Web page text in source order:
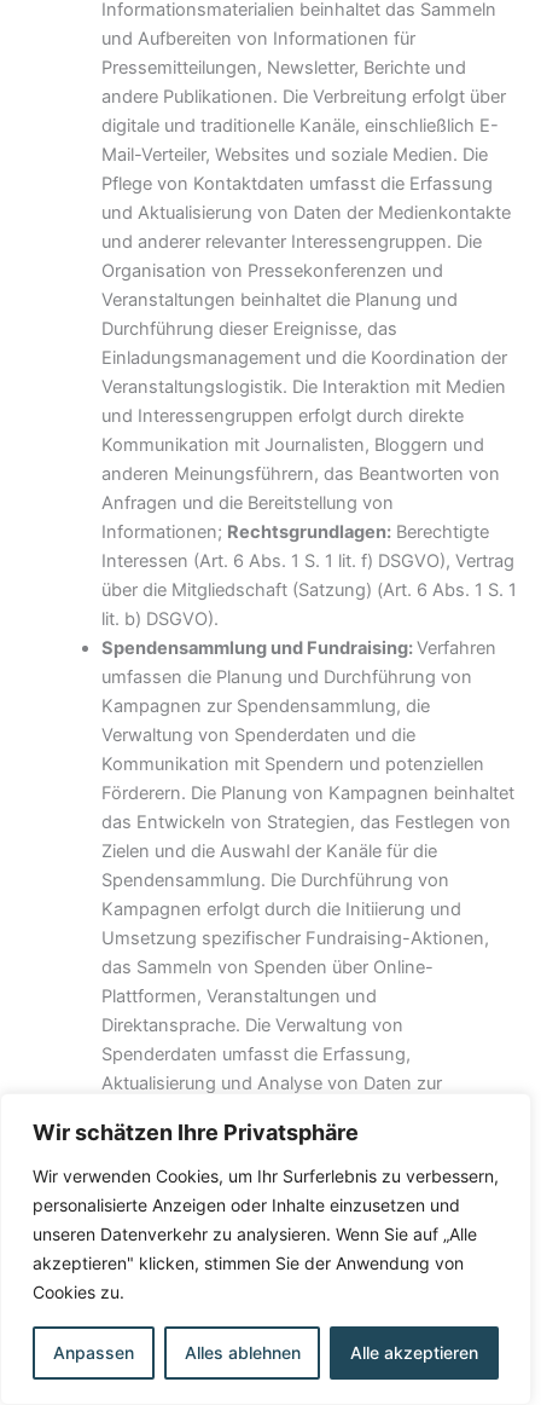
Wir schätzen Ihre Privatsphäre
Wir verwenden Cookies, um Ihr Surferlebnis zu verbessern,
personalisierte Anzeigen oder Inhalte einzusetzen und
unseren Datenverkehr zu analysieren. Wenn Sie auf „Alle
akzeptieren" klicken, stimmen Sie der Anwendung von
Cookies zu.
Anpassen Alles ablehnen Alle akzeptieren
Informationsmaterialien beinhaltet das Sammeln
und Aufbereiten von Informationen für
Pressemitteilungen, Newsletter, Berichte und
andere Publikationen. Die Verbreitung erfolgt über
digitale und traditionelle Kanäle, einschließlich E-
Mail-Verteiler, Websites und soziale Medien. Die
Pflege von Kontaktdaten umfasst die Erfassung
und Aktualisierung von Daten der Medienkontakte
und anderer relevanter Interessengruppen. Die
Organisation von Pressekonferenzen und
Veranstaltungen beinhaltet die Planung und
Durchführung dieser Ereignisse, das
Einladungsmanagement und die Koordination der
Veranstaltungslogistik. Die Interaktion mit Medien
und Interessengruppen erfolgt durch direkte
Kommunikation mit Journalisten, Bloggern und
anderen Meinungsführern, das Beantworten von
Anfragen und die Bereitstellung von
Informationen; Rechtsgrundlagen:Berechtigte
Interessen (Art. 6 Abs. 1 S. 1 lit. f) DSGVO), Vertrag
über die Mitgliedschaft (Satzung) (Art. 6 Abs. 1 S. 1
lit. b) DSGVO).
Spendensammlung und Fundraising:Verfahren
umfassen die Planung und Durchführung von
Kampagnen zur Spendensammlung, die
Verwaltung von Spenderdaten und die
Kommunikation mit Spendern und potenziellen
Förderern. Die Planung von Kampagnen beinhaltet
das Entwickeln von Strategien, das Festlegen von
Zielen und die Auswahl der Kanäle für die
Spendensammlung. Die Durchführung von
Kampagnen erfolgt durch die Initiierung und
Umsetzung spezifischer Fundraising-Aktionen,
das Sammeln von Spenden über Online-
Plattformen, Veranstaltungen und
Direktansprache. Die Verwaltung von
Spenderdaten umfasst die Erfassung,
Aktualisierung und Analyse von Daten zur
Kommunikation mit Spendern und potenziellen
Förderern erfolgt über personalisierte Ansprachen,
Dankesschreiben und regelmäßige Updates zu
Projekterfolgen und Verwendung der Mittel;
Rechtsgrundlagen:Berechtigte Interessen (Art. 6
Abs. 1 S. 1 lit. f) DSGVO), Vertrag über die
DSGVO).